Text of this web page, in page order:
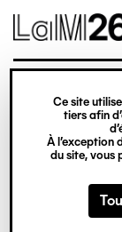
Gestion des
Ce site
tiers afin
À l’exception
du site, vous
contenu